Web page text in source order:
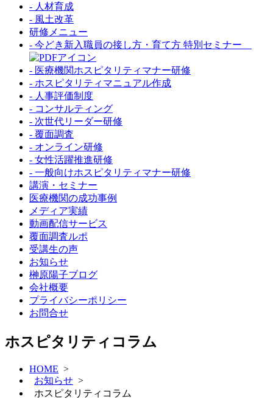
- 人材育成
- 風土改革
研修メニュー
- 今どき新入職員の接し方・育て方 特別セミナー
- 医療機関ホスピタリティマナー研修
- ホスピタリティマニュアル作成
- 人事評価制度
- コンサルティング
- 次世代リーダー研修
- 覆面調査
- オンライン研修
- 女性活躍推進研修
- 一般向けホスピタリティマナー研修
講演・セミナー
医療機関の成功事例
メディア実績
動画配信サービス
覆面調査ルポ
受講生の声
お知らせ
榊原陽子ブログ
会社概要
プライバシーポリシー
お問合せ
ホスピタリティコラム
HOME >
お知らせ >
ホスピタリティコラム